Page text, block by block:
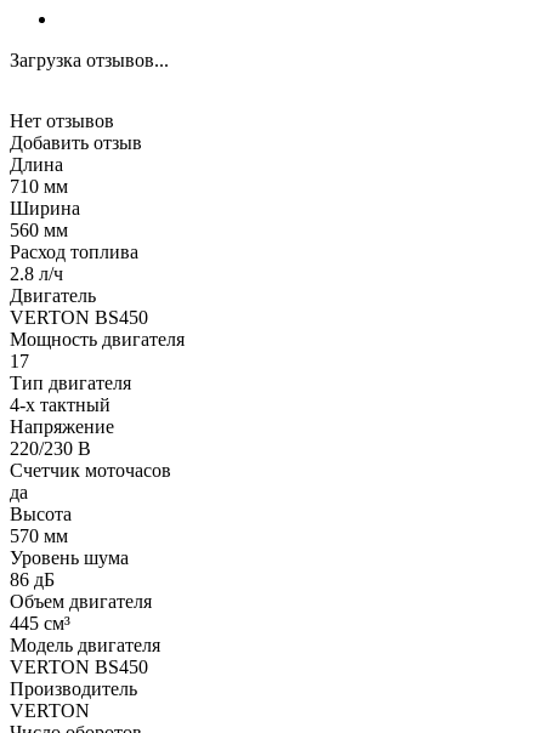
Загрузка отзывов...
Нет отзывов
Добавить отзыв
Длина
710 мм
Ширина
560 мм
Расход топлива
2.8 л/ч
Двигатель
VERTON BS450
Мощность двигателя
17
Тип двигателя
4-х тактный
Напряжение
220/230 В
Счетчик моточасов
да
Высота
570 мм
Уровень шума
86 дБ
Объем двигателя
445 см³
Модель двигателя
VERTON BS450
Производитель
VERTON